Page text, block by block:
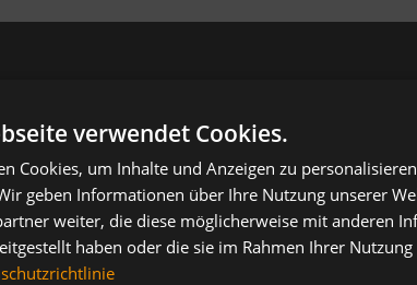
Persönlich und
unkompliziert
verkaufen
verwendet Cookies.
Cookies, um Inhalte und Anzeigen zu
geben Informationen über Ihre Nutzung unserer
weiter, die diese möglicherweise mit anderen
haben oder die sie im Rahmen Ihrer